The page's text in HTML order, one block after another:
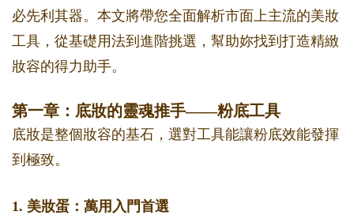
必先利其器。本文將帶您全面解析市面上主流的美妝
工具，從基礎用法到進階挑選，幫助妳找到打造精緻
妝容的得力助手。
第一章：底妝的靈魂推手——粉底工具
底妝是整個妝容的基石，選對工具能讓粉底效能發揮
到極致。
1. 美妝蛋：萬用入門首選